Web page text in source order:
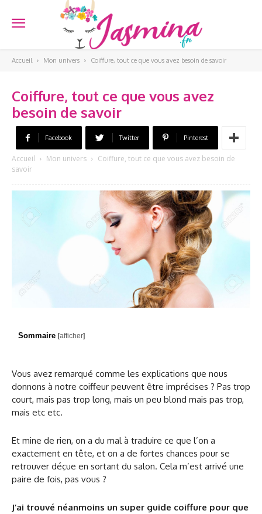
Accueil Mon univers Coiffure, tout ce que vous avez besoin de savoir
Coiffure, tout ce que vous avez
besoin de savoir
Facebook Twitter Pinterest
Accueil Mon univers
Coiffure, tout ce que vous avez besoin de
savoir
Sommaire [afficher]
Vous avez remarqué comme les explications que nous
donnons à notre coiffeur peuvent être imprécises ? Pas trop
court, mais pas trop long, mais un peu blond mais pas trop,
mais etc etc.
Et mine de rien, on a du mal à traduire ce que l’on a
exactement en tête, et on a de fortes chances pour se
retrouver déçue en sortant du salon. Cela m’est arrivé une
paire de fois, pas vous ?
J’ai trouvé néanmoins un super guide coiffure pour que